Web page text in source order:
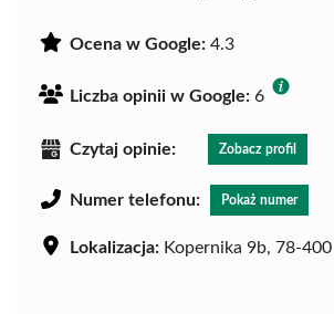
Ocena w Google: 4.3
Liczba opinii w Google: 6
Czytaj opinie: Zobacz profil
Numer telefonu: Pokaż numer
Lokalizacja: Kopernika 9b, 78-